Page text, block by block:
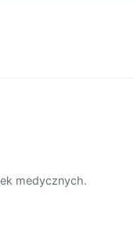
medycznych.